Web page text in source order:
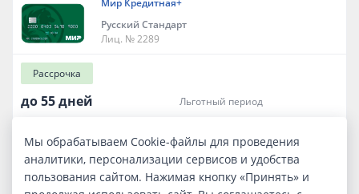
Мир Кредитная+
Русский Стандарт
Лиц. № 2289
Рассрочка
до 55 дней льготный период
бесплатно обслуживание
ОФОРМИТЬ КАРТУ
Мы обрабатываем Cookie-файлы для проведения
аналитики, персонализации сервисов и удобства
пользования сайтом. Нажимая кнопку «Принять» и